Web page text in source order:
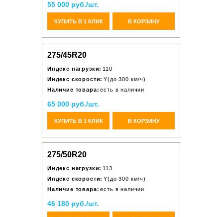
55 000 руб./шт.
КУПИТЬ В 1 КЛИК В КОРЗИНУ
275/45R20
Индекс нагрузки: 110
Индекс скорости: Y(до 300 км/ч)
Наличие товара: есть в наличии
65 000 руб./шт.
КУПИТЬ В 1 КЛИК В КОРЗИНУ
275/50R20
Индекс нагрузки: 113
Индекс скорости: Y(до 300 км/ч)
Наличие товара: есть в наличии
46 180 руб./шт.